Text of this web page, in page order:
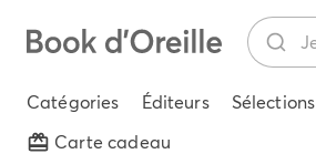
Catégories Éditeurs Sélections
Carte cadeau